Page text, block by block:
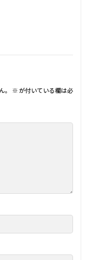
。 ※ が付いている欄は必